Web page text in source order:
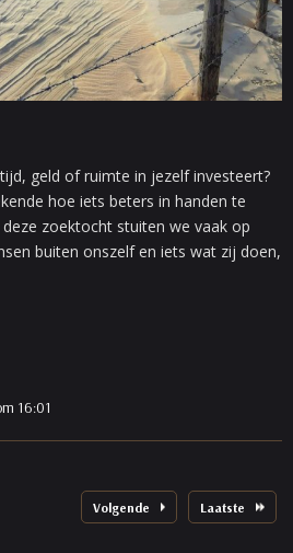
geld of ruimte in jezelf investeert?
hoe iets beters in handen te
zoektocht stuiten we vaak op
buiten onszelf en iets wat zij doen,
16:01
Volgende Laatste